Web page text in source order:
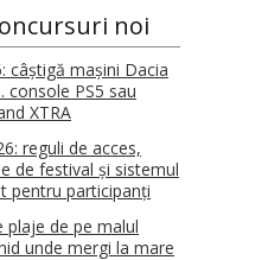
noi
câștigă mașini Dacia
console PS5 sau
XTRA
reguli de acces,
de festival și sistemul
pentru participanți
plaje de pe malul
unde mergi la mare